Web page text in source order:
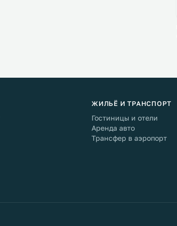
ЖИЛЬЁ И ТРАНСПОРТ
Гостиницы и отели
Аренда авто
Трансфер в аэропорт